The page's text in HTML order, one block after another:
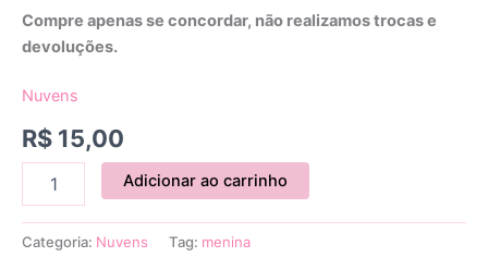
Compre apenas se concordar, não realizamos trocas e
devoluções.
Nuvens
R$ 15,00
Adicionar ao carrinho
Categoria: Nuvens Tag: menina